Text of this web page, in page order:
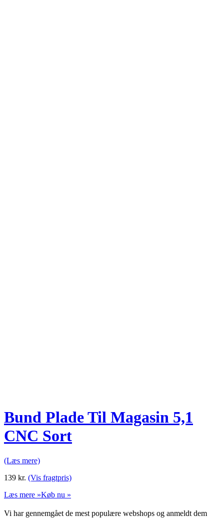
Bund Plade Til Magasin 5,1
CNC Sort
(Læs mere)
139 kr. (Vis fragtpris)
Læs mere »Køb nu »
Vi har gennemgået de mest populære webshops og anmeldt dem